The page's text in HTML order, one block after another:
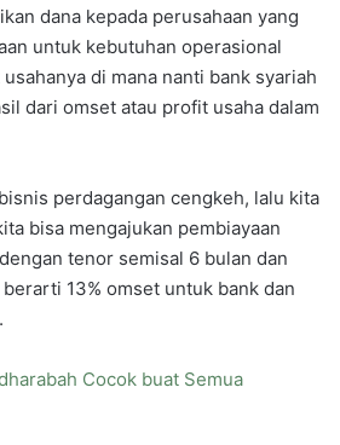
dana kepada perusahaan yang
untuk kebutuhan operasional
di mana nanti bank syariah
dari omset atau profit usaha dalam
perdagangan cengkeh, lalu kita
bisa mengajukan pembiayaan
tenor semisal 6 bulan dan
13% omset untuk bank dan
Cocok buat Semua